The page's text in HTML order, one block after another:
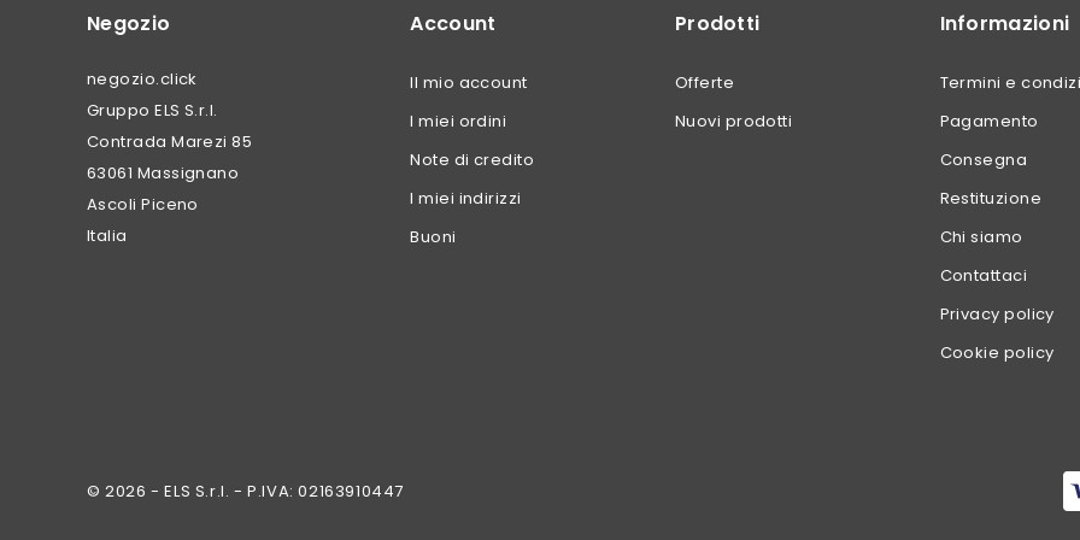
Negozio
negozio.click
Gruppo ELS S.r.l.
Contrada Marezi 85
63061 Massignano
Ascoli Piceno
Italia
Account
Il mio account
I miei ordini
Note di credito
I miei indirizzi
Buoni
Prodotti
Offerte
Nuovi prodotti
Informazioni
Termini e
Pagamento
Consegna
Restituzione
Chi siamo
Contattaci
Privacy policy
Cookie policy
© 2026 - ELS S.r.l. - P.IVA: 02163910447